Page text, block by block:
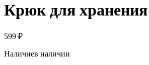
Крюк для
599 ₽
Наличиев наличии